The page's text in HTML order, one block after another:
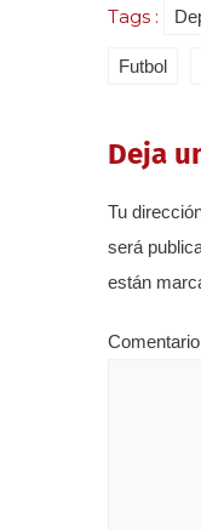
Tags :
Futbol
Deja
Tu
será
están
Comentario